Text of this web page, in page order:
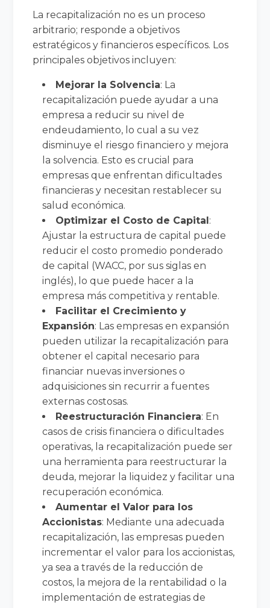
La recapitalización no es un proceso
arbitrario; responde a objetivos
estratégicos y financieros específicos. Los
principales objetivos incluyen:
Mejorar la Solvencia: La
recapitalización puede ayudar a una
empresa a reducir su nivel de
endeudamiento, lo cual a su vez
disminuye el riesgo financiero y mejora
la solvencia. Esto es crucial para
empresas que enfrentan dificultades
financieras y necesitan restablecer su
salud económica.
Optimizar el Costo de Capital:
Ajustar la estructura de capital puede
reducir el costo promedio ponderado
de capital (WACC, por sus siglas en
inglés), lo que puede hacer a la
empresa más competitiva y rentable.
Facilitar el Crecimiento y
Expansión: Las empresas en expansión
pueden utilizar la recapitalización para
obtener el capital necesario para
financiar nuevas inversiones o
adquisiciones sin recurrir a fuentes
externas costosas.
Reestructuración Financiera: En
casos de crisis financiera o dificultades
operativas, la recapitalización puede ser
una herramienta para reestructurar la
deuda, mejorar la liquidez y facilitar una
recuperación económica.
Aumentar el Valor para los
Accionistas: Mediante una adecuada
recapitalización, las empresas pueden
incrementar el valor para los accionistas,
ya sea a través de la reducción de
costos, la mejora de la rentabilidad o la
implementación de estrategias de